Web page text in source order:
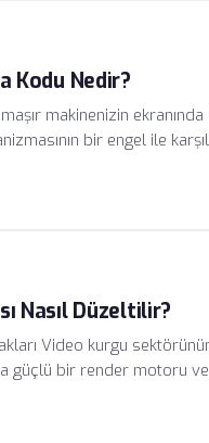
Kodu Nedir?
makinenizin
bir engel ile
aracılığıyla hassas
Nasıl Düzeltilir?
Video kurgu
bir render motoru ve
ve sürücü
4K/8K videoların